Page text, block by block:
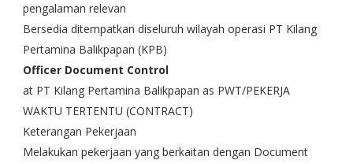
pengalaman relevan
Bersedia ditempatkan diseluruh wilayah operasi PT Kilang
Pertamina Balikpapan (KPB)
Officer Document Control
at PT Kilang Pertamina Balikpapan as PWT/PEKERJA
WAKTU TERTENTU (CONTRACT)
Keterangan Pekerjaan
Melakukan pekerjaan yang berkaitan dengan Document